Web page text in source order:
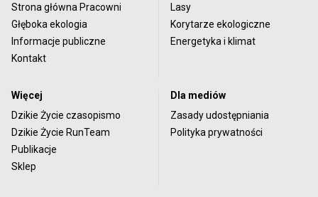
Strona główna Pracowni
Głęboka ekologia
Informacje publiczne
Kontakt
Lasy
Korytarze ekologiczne
Energetyka i klimat
Więcej
Dzikie Życie czasopismo
Dzikie Życie RunTeam
Publikacje
Sklep
Dla mediów
Zasady udostępniania
Polityka prywatności